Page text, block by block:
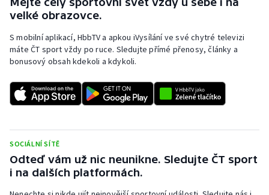
Volejbal
Ostatní
velké obrazovce.
S mobilní aplikací, HbbTV a apkou iVysílání ve své chytré televizi
máte ČT sport vždy po ruce. Sledujte přímé přenosy, články a
bonusový obsah kdekoli a kdykoli.
SOCIÁLNÍ SÍTĚ
Odteď vám už nic neunikne. Sledujte ČT sport
i na dalších platformách.